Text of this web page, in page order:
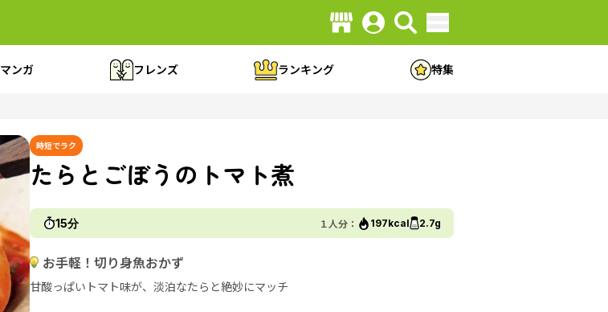
マンガ フレンズ ランキング 特集
時短でラク
たらとごぼうのトマト煮
15分 １人分： 197kcal 2.7g
お手軽！切り身魚おかず
甘酸っぱいトマト味が、淡泊なたらと絶妙にマッチ